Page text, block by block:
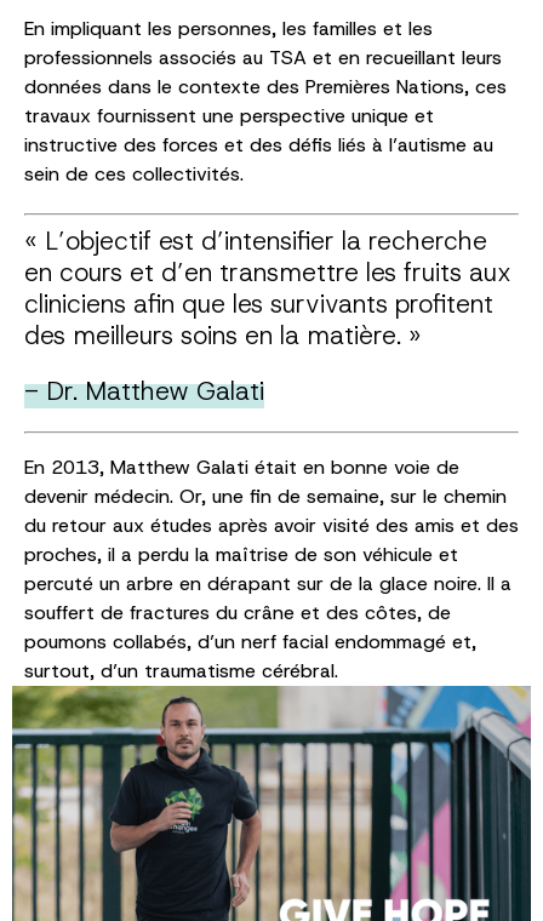
En impliquant les personnes, les familles et les
professionnels associés au TSA et en recueillant leurs
données dans le contexte des Premières Nations, ces
travaux fournissent une perspective unique et
instructive des forces et des défis liés à l’autisme au
sein de ces collectivités.
« L’objectif est d’intensifier la recherche
en cours et d’en transmettre les fruits aux
cliniciens afin que les survivants profitent
des meilleurs soins en la matière. »
- Dr. Matthew Galati
En 2013, Matthew Galati était en bonne voie de
devenir médecin. Or, une fin de semaine, sur le chemin
du retour aux études après avoir visité des amis et des
proches, il a perdu la maîtrise de son véhicule et
percuté un arbre en dérapant sur de la glace noire. Il a
souffert de fractures du crâne et des côtes, de
poumons collabés, d’un nerf facial endommagé et,
surtout, d’un traumatisme cérébral.